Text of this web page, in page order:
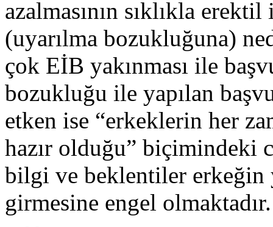
azalmasının sıklıkla
(uyarılma bozukluğuna)
çok EİB yakınması ile
bozukluğu ile yapılan
etken ise “erkeklerin her
hazır olduğu” biçimindeki
bilgi ve beklentiler erkeğin
girmesine engel olmaktadır.